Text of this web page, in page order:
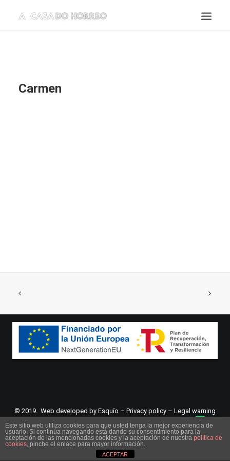
Carmen
© 2019. Web developed by Esquío – Privacy policy – Legal warning
Este sitio web utiliza cookies para que usted tenga la mejor experiencia de
usuario. Si continúa navegando está dando su consentimiento para la
aceptación de las mencionadas cookies y la aceptación de nuestra política de
cookies, pinche el enlace para mayor información.
ACEPTAR